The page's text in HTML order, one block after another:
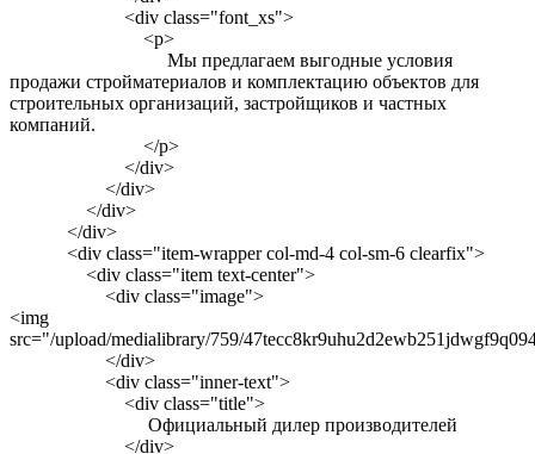
<div class="font_xs">
<p>
Мы предлагаем выгодные условия
продажи стройматериалов и комплектацию объектов для
строительных организаций, застройщиков и частных
компаний.
</p>
</div>
</div>
</div>
</div>
<div class="item-wrapper col-md-4 col-sm-6 clearfix">
<div class="item text-center">
<div class="image">
<img
src="/upload/medialibrary/759/
</div>
<div class="inner-text">
<div class="title">
Официальный дилер производителей
</div>